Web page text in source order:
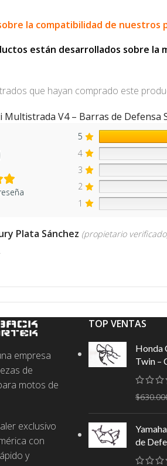
la compatibilidad de nuestros
están desarrollados sobre la
Multistrada V4 – Barras de Defensa
5
4
3
2
1
Plata Sánchez (propietario
que hayan comprado este
empresa
de
motos de
exclusivo
con
y
TOP VENTAS
Honda
Twin –
$
de